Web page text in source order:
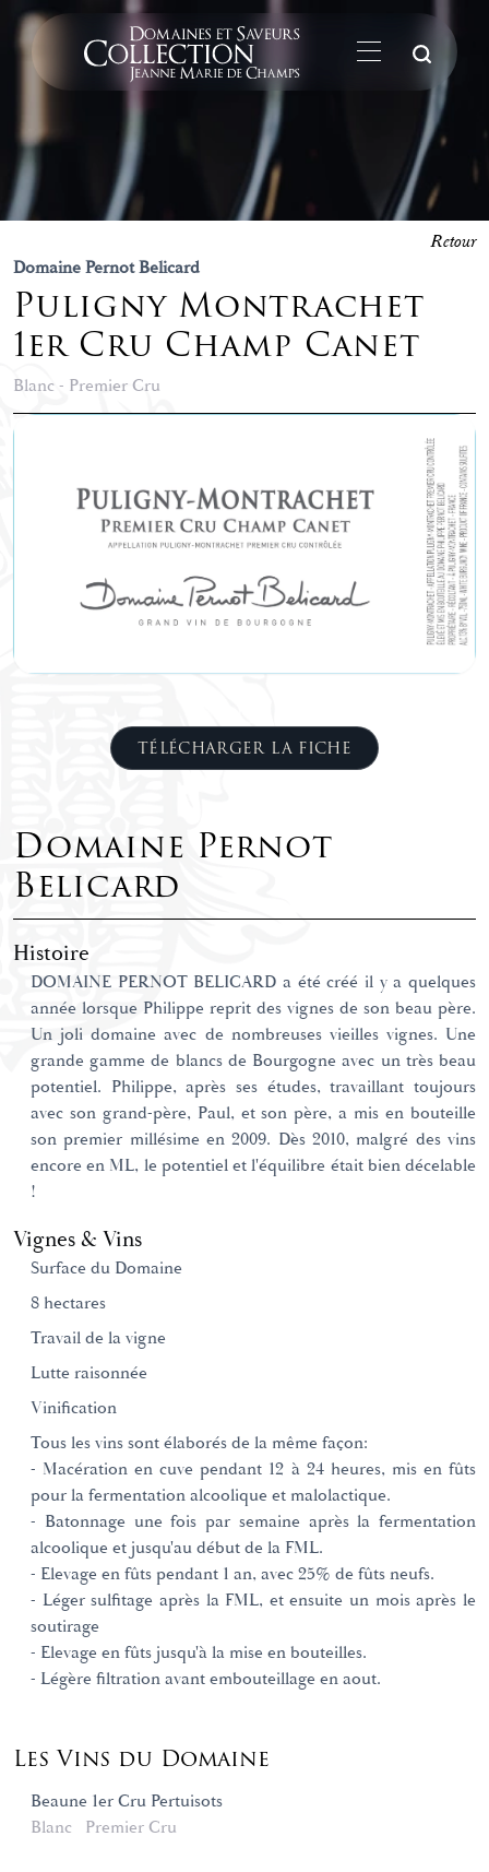
Domaine Pernot Belicard
Puligny Montrachet
1er Cru Champ Canet
Blanc - Premier Cru
Retour
TÉLÉCHARGER LA FICHE
Domaine Pernot
Belicard
Histoire
DOMAINE PERNOT BELICARD a été créé il y a quelques
année lorsque Philippe reprit des vignes de son beau père.
Un joli domaine avec de nombreuses vieilles vignes. Une
grande gamme de blancs de Bourgogne avec un très beau
potentiel. Philippe, après ses études, travaillant toujours
avec son grand-père, Paul, et son père, a mis en bouteille
son premier millésime en 2009. Dès 2010, malgré des vins
encore en ML, le potentiel et l'équilibre était bien décelable
!
Vignes & Vins
Surface du Domaine
8 hectares
Travail de la vigne
Lutte raisonnée
Vinification
Tous les vins sont élaborés de la même façon:
- Macération en cuve pendant 12 à 24 heures, mis en fûts
pour la fermentation alcoolique et malolactique.
- Batonnage une fois par semaine après la fermentation
alcoolique et jusqu'au début de la FML.
- Elevage en fûts pendant 1 an, avec 25% de fûts neufs.
- Léger sulfitage après la FML, et ensuite un mois après le
soutirage
- Elevage en fûts jusqu'à la mise en bouteilles.
- Légère filtration avant embouteillage en aout.
Les Vins du Domaine
Beaune 1er Cru Pertuisots
Blanc
Premier Cru